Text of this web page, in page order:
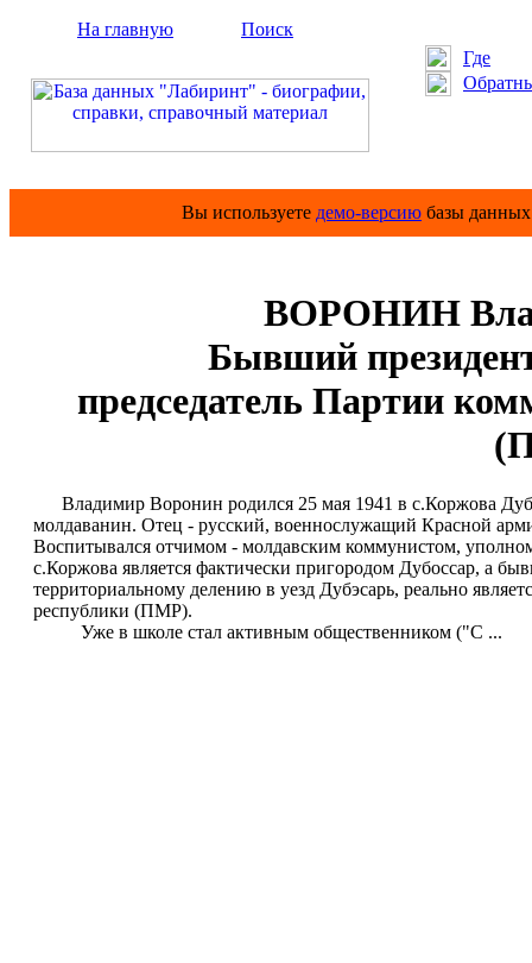
На главную
Поиск
Где
Вы используете демо-версию базы
ВОРОНИН
Бывший
председатель Партии
Владимир Воронин родился 25 мая 1941 в с.Коржова
молдаванин. Отец - русский, военнослужащий Красной
Воспитывался отчимом - молдавским коммунистом,
с.Коржова является фактически пригородом Дубоссар, а
территориальному делению в уезд Дубэсарь, реально
республики (ПМР).
Уже в школе стал активным общественником ("С ...